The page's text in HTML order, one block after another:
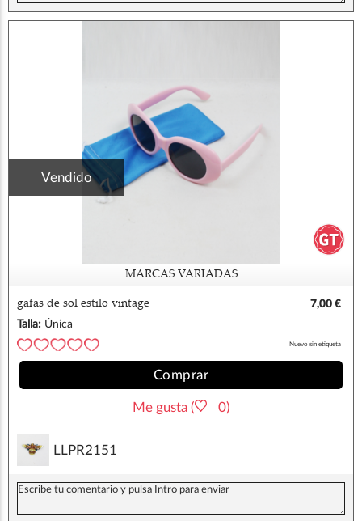
Vendido
MARCAS VARIADAS
gafas de sol estilo vintage
7,00 €
Talla: Única
Nuevo sin etiqueta
Comprar
Me gusta ( 0)
LLPR2151